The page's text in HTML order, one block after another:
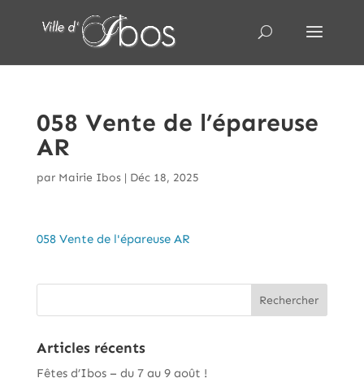
058 Vente de l’épareuse
AR
par Mairie Ibos| Déc 18, 2025
058 Vente de l'épareuse AR
Articles récents
Fêtes d’Ibos – du 7 au 9 août !